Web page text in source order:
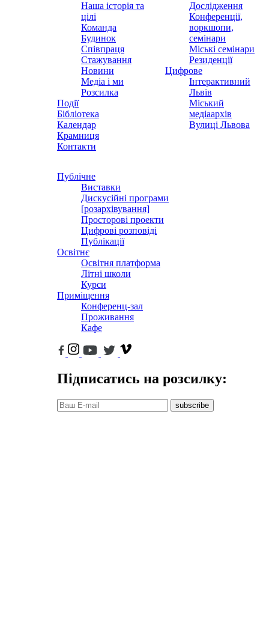
Наша історія та
цілі
Команда
Будинок
Співпраця
Стажування
Новини
Медіа і ми
Розсилка
Події
Бібліотека
Календар
Крамниця
Контакти
Дослідження
Конференції,
воркшопи,
семінари
Міські семінари
Резиденції
Цифрове
Інтерактивний
Львів
Міський
медіаархів
Вулиці Львова
Публічне
Виставки
Дискусійні програми
[розархівування]
Просторові проекти
Цифрові розповіді
Публікації
Освітнє
Освітня платформа
Літні школи
Курси
Приміщення
Конференц-зал
Проживання
Кафе
Підписатись на розсилку:
subscribe